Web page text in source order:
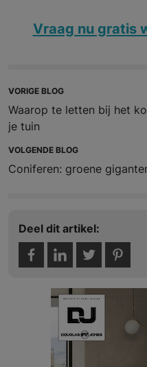
Vraag nu gratis
VORIGE BLOG
Waarop te letten bij het
je tuin
VOLGENDE BLOG
Coniferen: groene
Deel dit artikel: